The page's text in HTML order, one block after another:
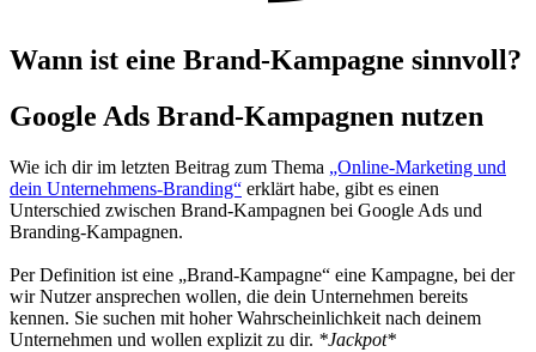
Wann ist eine Brand-Kampagne sinnvoll?
Google Ads Brand-Kampagnen nutzen
Wie ich dir im letzten Beitrag zum Thema „Online-Marketing und
dein Unternehmens-Branding“ erklärt habe, gibt es einen
Unterschied zwischen Brand-Kampagnen bei Google Ads und
Branding-Kampagnen.
Per Definition ist eine „Brand-Kampagne“ eine Kampagne, bei der
wir Nutzer ansprechen wollen, die dein Unternehmen bereits
kennen. Sie suchen mit hoher Wahrscheinlichkeit nach deinem
Unternehmen und wollen explizit zu dir. *Jackpot*